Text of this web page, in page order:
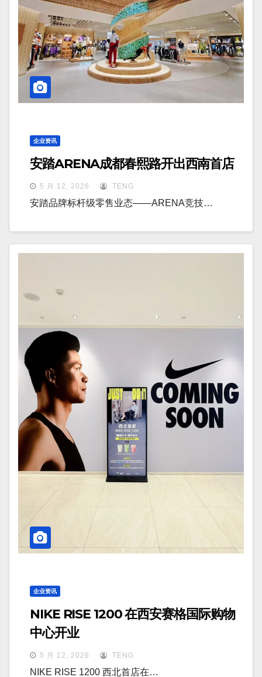
企业资讯
安踏ARENA成都春熙路开出西南首店
5 月 12, 2026 TENG
安踏品牌标杆级零售业态——ARENA竞技…
企业资讯
NIKE RISE 1200 在西安赛格国际购物
中心开业
5 月 12, 2026 TENG
NIKE RISE 1200 西北首店在…